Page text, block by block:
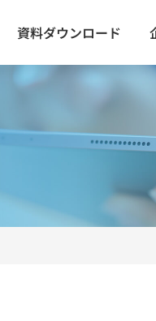
資料ダウンロード